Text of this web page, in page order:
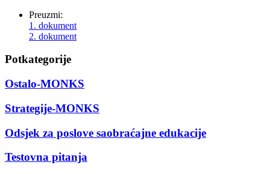
Preuzmi:
1. dokument
2. dokument
Potkategorije
Ostalo-MONKS
Strategije-MONKS
Odsjek za poslove saobraćajne edukacije
Testovna pitanja